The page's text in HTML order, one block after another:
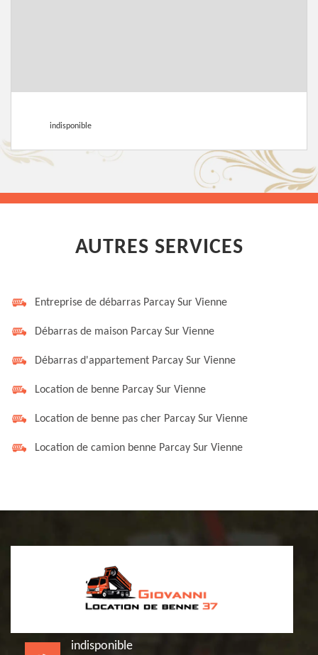
indisponible
AUTRES SERVICES
Entreprise de débarras Parcay Sur Vienne
Débarras de maison Parcay Sur Vienne
Débarras d'appartement Parcay Sur Vienne
Location de benne Parcay Sur Vienne
Location de benne pas cher Parcay Sur Vienne
Location de camion benne Parcay Sur Vienne
indisponible